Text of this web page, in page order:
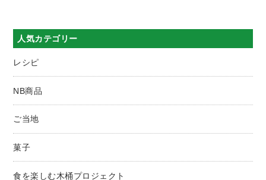
人気カテゴリー
レシピ
NB商品
ご当地
菓子
食を楽しむ木桶プロジェクト